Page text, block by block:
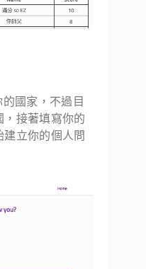
國家，不過目
，接著填寫你的
建立你的個人問